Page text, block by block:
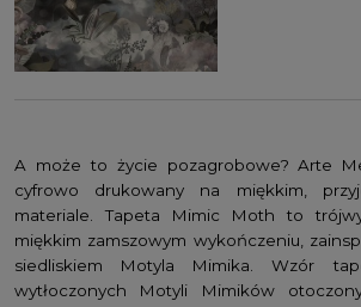
A może to życie pozagrobowe? Arte
cyfrowo drukowany na miękkim,
materiale. Tapeta Mimic Moth to
miękkim zamszowym wykończeniu,
siedliskiem Motyla Mimika. Wzór
wytłoczonych Motyli Mimików